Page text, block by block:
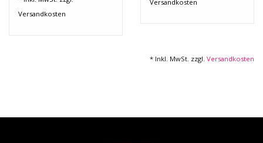
Versandkosten
Versandkosten
* Inkl. MwSt. zzgl. Versandkosten